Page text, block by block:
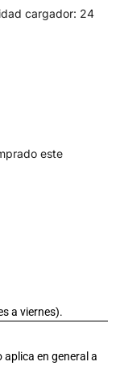
cargador: 24
este
a viernes).
aplica en general a